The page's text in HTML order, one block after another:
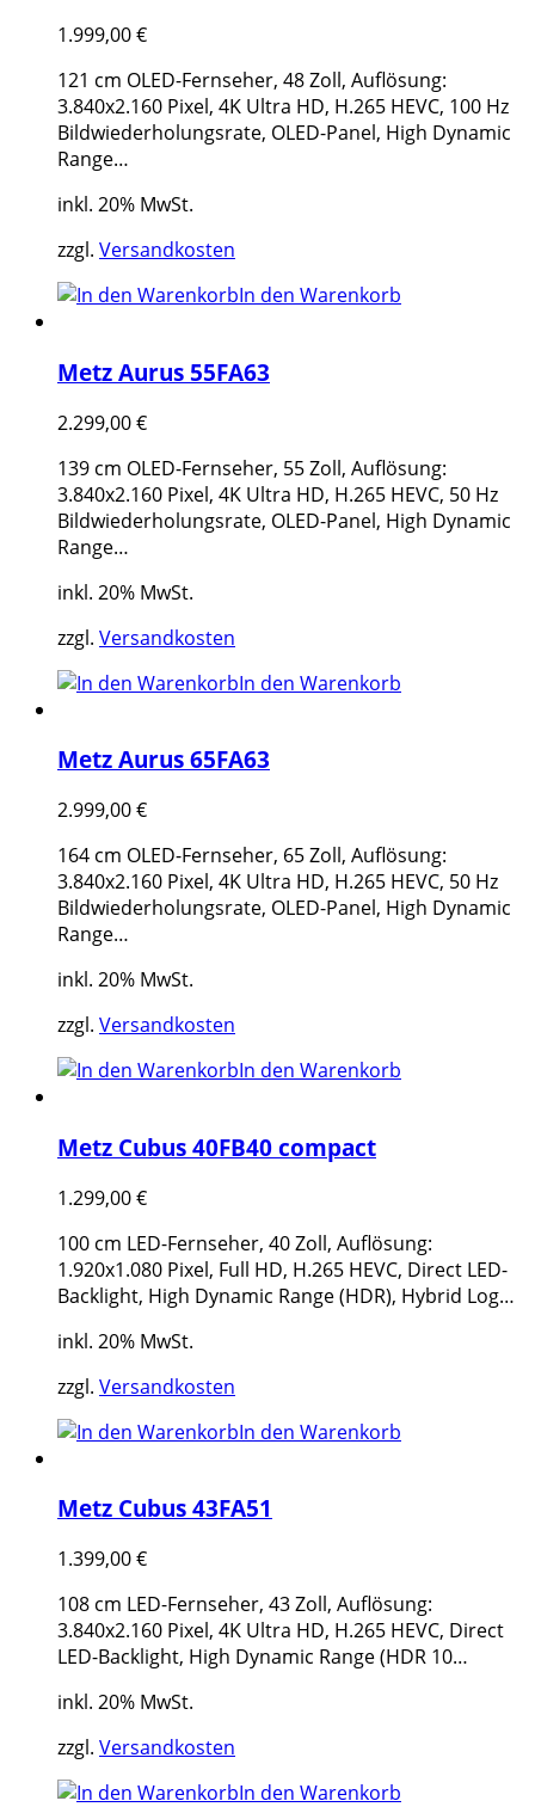
1.999,00€
121 cm OLED-Fernseher, 48 Zoll, Auflösung:
3.840x2.160 Pixel, 4K Ultra HD, H.265 HEVC, 100 Hz
Bildwiederholungsrate, OLED-Panel, High Dynamic
Range…
inkl. 20% MwSt.
zzgl. Versandkosten
In den Warenkorb
Metz Aurus 55FA63
2.299,00€
139 cm OLED-Fernseher, 55 Zoll, Auflösung:
3.840x2.160 Pixel, 4K Ultra HD, H.265 HEVC, 50 Hz
Bildwiederholungsrate, OLED-Panel, High Dynamic
Range…
inkl. 20% MwSt.
zzgl. Versandkosten
In den Warenkorb
Metz Aurus 65FA63
2.999,00€
164 cm OLED-Fernseher, 65 Zoll, Auflösung:
3.840x2.160 Pixel, 4K Ultra HD, H.265 HEVC, 50 Hz
Bildwiederholungsrate, OLED-Panel, High Dynamic
Range…
inkl. 20% MwSt.
zzgl. Versandkosten
In den Warenkorb
Metz Cubus 40FB40 compact
1.299,00€
100 cm LED-Fernseher, 40 Zoll, Auflösung:
1.920x1.080 Pixel, Full HD, H.265 HEVC, Direct LED-
Backlight, High Dynamic Range (HDR), Hybrid Log…
inkl. 20% MwSt.
zzgl. Versandkosten
In den Warenkorb
Metz Cubus 43FA51
1.399,00€
108 cm LED-Fernseher, 43 Zoll, Auflösung:
3.840x2.160 Pixel, 4K Ultra HD, H.265 HEVC, Direct
LED-Backlight, High Dynamic Range (HDR 10…
inkl. 20% MwSt.
zzgl. Versandkosten
In den Warenkorb